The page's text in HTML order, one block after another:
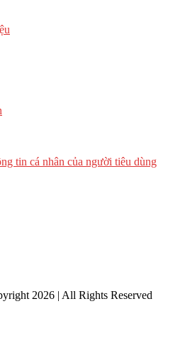
tin cá nhân của người tiêu dùng
2026 | All Rights Reserved